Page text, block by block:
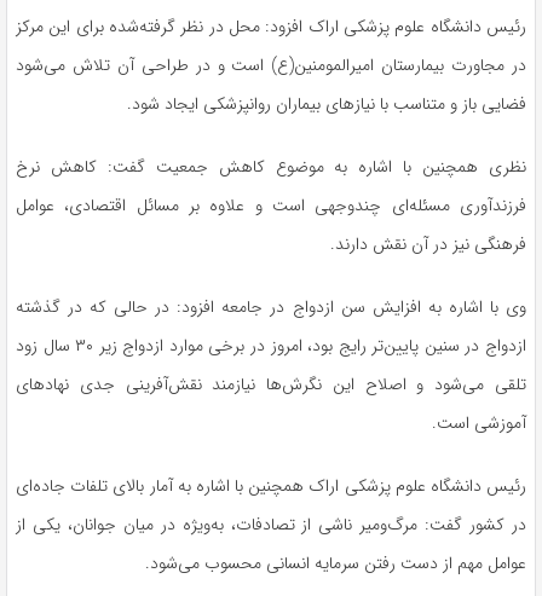
رئیس دانشگاه علوم پزشکی اراک افزود: محل در نظر گرفته‌شده برای این مرکز
در مجاورت بیمارستان امیرالمومنین(ع) است و در طراحی آن تلاش می‌شود
فضایی باز و متناسب با نیازهای بیماران روانپزشکی ایجاد شود.
نظری همچنین با اشاره به موضوع کاهش جمعیت گفت: کاهش نرخ
فرزندآوری مسئله‌ای چندوجهی است و علاوه بر مسائل اقتصادی، عوامل
فرهنگی نیز در آن نقش دارند.
وی با اشاره به افزایش سن ازدواج در جامعه افزود: در حالی که در گذشته
ازدواج در سنین پایین‌تر رایج بود، امروز در برخی موارد ازدواج زیر ۳۰ سال زود
تلقی می‌شود و اصلاح این نگرش‌ها نیازمند نقش‌آفرینی جدی نهادهای
آموزشی است.
رئیس دانشگاه علوم پزشکی اراک همچنین با اشاره به آمار بالای تلفات جاده‌ای
در کشور گفت: مرگ‌ومیر ناشی از تصادفات، به‌ویژه در میان جوانان، یکی از
عوامل مهم از دست رفتن سرمایه انسانی محسوب می‌شود.